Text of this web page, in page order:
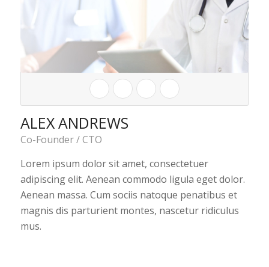
ALEX ANDREWS
Co-Founder / CTO
Lorem ipsum dolor sit amet, consectetuer
adipiscing elit. Aenean commodo ligula eget dolor.
Aenean massa. Cum sociis natoque penatibus et
magnis dis parturient montes, nascetur ridiculus
mus.